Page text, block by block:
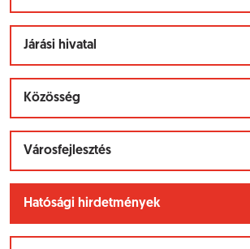
Járási hivatal
Közösség
Városfejlesztés
Hatósági hirdetmények